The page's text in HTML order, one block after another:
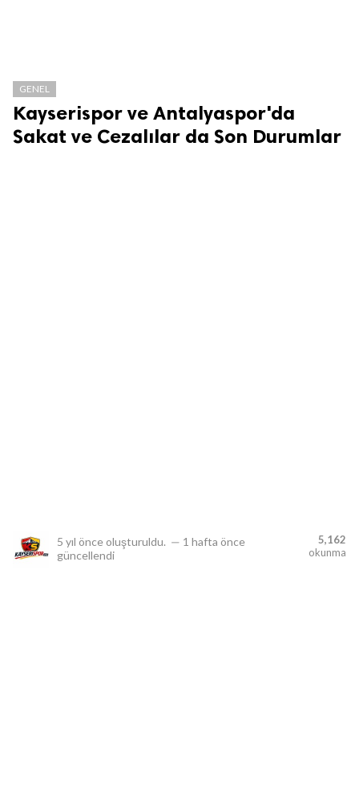
GENEL
Kayserispor ve Antalyaspor'da
Sakat ve Cezalılar da Son Durumlar
5 yıl önce oluşturuldu. — 1 hafta önce
güncellendi
5,162
okunma